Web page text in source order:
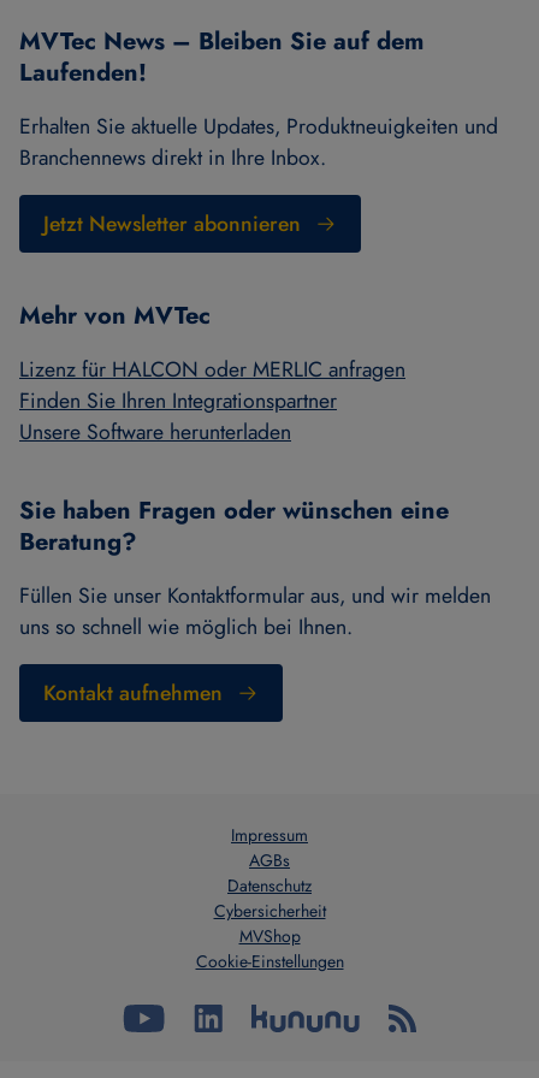
MVTec News – Bleiben Sie auf dem
Laufenden!
Erhalten Sie aktuelle Updates, Produktneuigkeiten und
Branchennews direkt in Ihre Inbox.
Jetzt Newsletter abonnieren
Mehr von MVTec
Lizenz für HALCON oder MERLIC anfragen
Finden Sie Ihren Integrationspartner
Unsere Software herunterladen
Sie haben Fragen oder wünschen eine
Beratung?
Füllen Sie unser Kontaktformular aus, und wir melden
uns so schnell wie möglich bei Ihnen.
Kontakt aufnehmen
Impressum
AGBs
Datenschutz
Cybersicherheit
MVShop
Cookie-Einstellungen